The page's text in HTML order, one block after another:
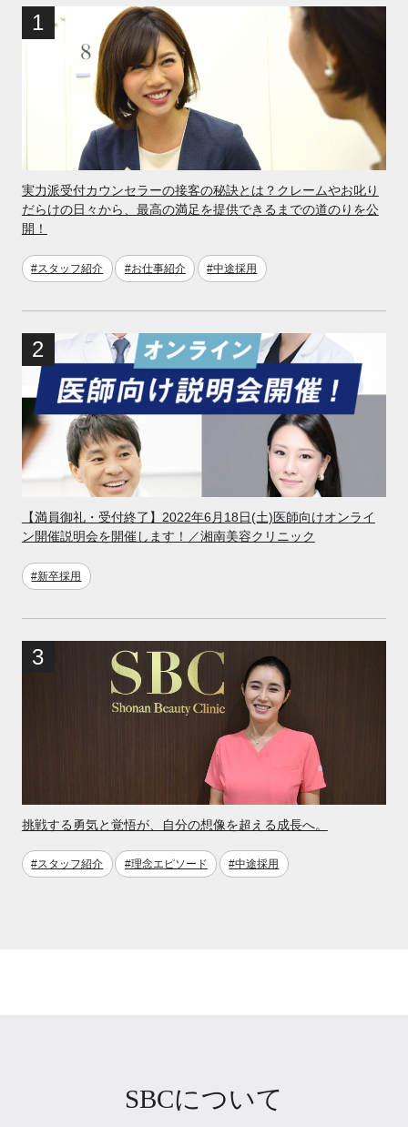
実力派受付カウンセラーの接客の秘訣とは？クレームやお叱り
だらけの日々から、最高の満足を提供できるまでの道のりを公
開！
#スタッフ紹介 #お仕事紹介 #中途採用
【満員御礼・受付終了】2022年6月18日(土)医師向けオンライ
ン開催説明会を開催します！／湘南美容クリニック
#新卒採用
挑戦する勇気と覚悟が、自分の想像を超える成長へ。
#スタッフ紹介 #理念エピソード #中途採用
SBCについて